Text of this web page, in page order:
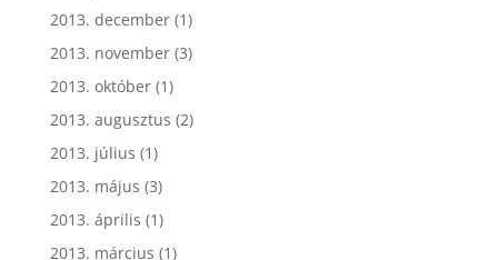
2013. december(1)
2013. november(3)
2013. október(1)
2013. augusztus (2)
2013. július (1)
2013. május (3)
2013. április (1)
2013. március (1)